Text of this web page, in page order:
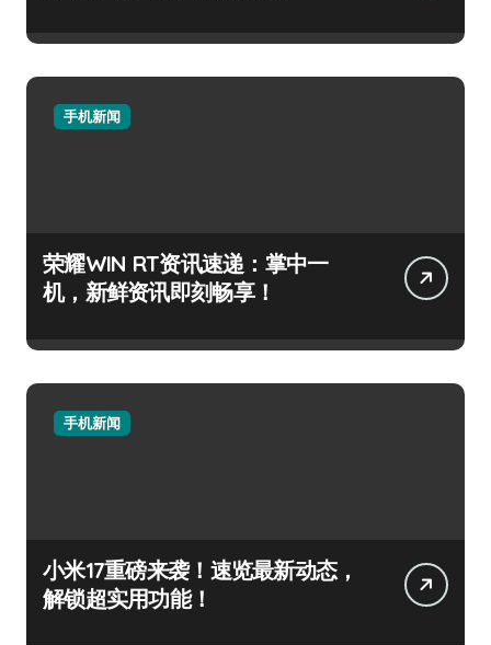
手机新闻
荣耀WIN RT资讯速递：掌中一
机，新鲜资讯即刻畅享！
手机新闻
小米17重磅来袭！速览最新动态，
解锁超实用功能！